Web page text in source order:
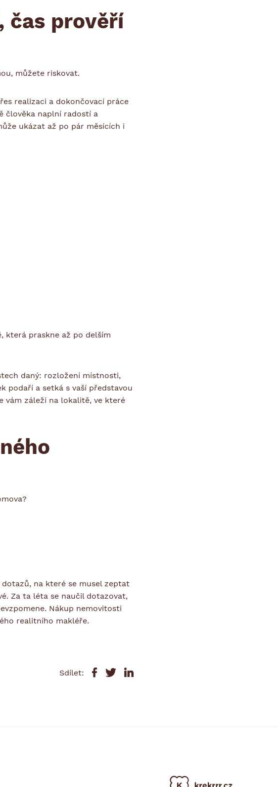
čas prověří
můžete riskovat.
realizaci a dokončovací práce
člověka naplní radostí a
ukázat až po pár měsících i
která praskne až po delším
daný: rozložení místnosti,
podaří a setká s vaší představou
vám záleží na lokalitě, ve které
dotazů, na které se musel zeptat
Za ta léta se naučil dotazovat,
Nákup nemovitosti
realitního makléře.
Sdílet: